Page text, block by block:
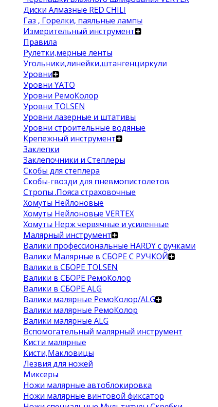
Диски Алмазные RED CHILI
Газ , Горелки, паяльные лампы
Измерительный инструмент
Правила
Рулетки,мерные ленты
Угольники,линейки,штангенциркули
Уровни
Уровни YATO
Уровни РемоКолор
Уровни TOLSEN
Уровни лазерные и штативы
Уровни строительные водяные
Крепежный инструмент
Заклепки
Заклепочники и Степлеры
Скобы для степлера
Скобы-гвозди для пневмопистолетов
Стропы .Пояса страховочные
Хомуты Нейлоновые
Хомуты Нейлоновые VERTEX
Хомуты Нерж червячные и усиленные
Малярный инструмент
Валики профессиональные HARDY с ручками
Валики Малярные в СБОРЕ С РУЧКОЙ
Валики в СБОРЕ TOLSEN
Валики в СБОРЕ РемоКолор
Валики в СБОРЕ ALG
Валики малярные РемоКолор/ALG
Валики малярные РемоКолор
Валики малярные ALG
Вспомогательный малярный инструмент
Кисти малярные
Кисти,Макловицы
Лезвия для ножей
Миксеры
Ножи малярные автоблокировка
Ножи малярные винтовой фиксатор